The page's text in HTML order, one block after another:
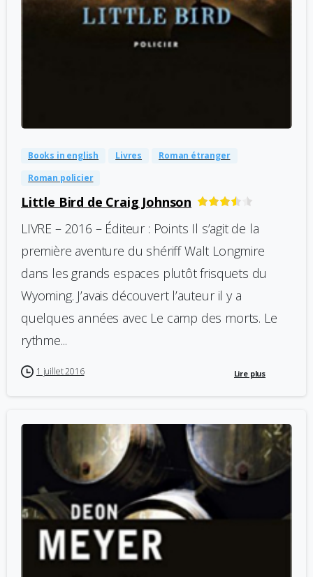
Books in english Livres
Roman étranger
Roman policier
Little Bird de Craig Johnson
LIVRE – 2016 – Éditeur : Points Il s’agit de la
première aventure du shériff Walt Longmire
dans les grands espaces plutôt frisquets du
Wyoming. J’avais découvert l’auteur il y a
quelques années avec Le camp des morts. Le
rythme...
1 juillet 2016 Lire plus